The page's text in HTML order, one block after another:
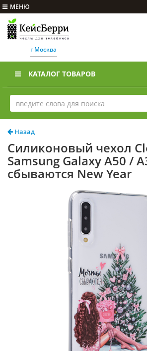
МЕНЮ
г Москва
КАТАЛОГ ТОВАРОВ
Назад
Силиконовый чехол
Samsung Galaxy A50 /
сбываются New Year